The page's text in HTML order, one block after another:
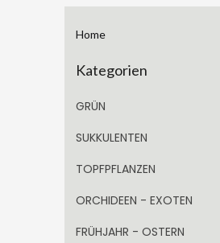
Home
Kategorien
GRÜN
SUKKULENTEN
TOPFPFLANZEN
ORCHIDEEN - EXOTEN
FRÜHJAHR - OSTERN